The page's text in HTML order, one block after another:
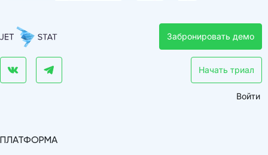
Забронировать демо
Начать триал
Войти
ПЛАТФОРМА